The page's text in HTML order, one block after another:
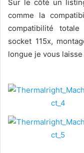
Sur le côté un
comme la
compatibilité
socket 115x,
longue je vous